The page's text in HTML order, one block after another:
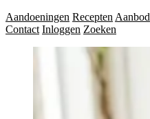
Aandoeningen Recepten Aanbod
Contact Inloggen Zoeken